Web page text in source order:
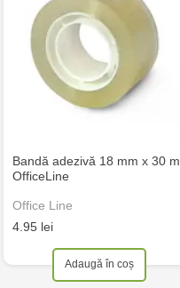
Bandă adezivă 18 mm x 30 m
OfficeLine
Office Line
4.95 lei
Adaugă în coș